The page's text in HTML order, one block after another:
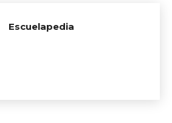
Escuelapedia